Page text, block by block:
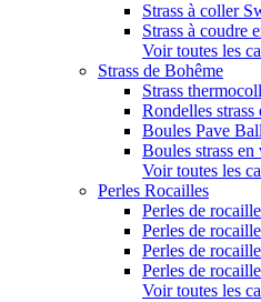
Strass à coller
Strass à coudre
Voir toutes les
Strass de Bohême
Strass
Rondelles
Boules Pave
Boules strass
Voir toutes les
Perles Rocailles
Perles de
Perles de
Perles de
Perles de
Voir toutes les